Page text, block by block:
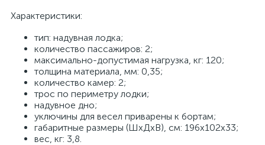
Характеристики:
тип: надувная лодка;
количество пассажиров: 2;
максимально-допустимая нагрузка, кг: 120;
толщина материала, мм: 0,35;
количество камер: 2;
трос по периметру лодки;
надувное дно;
уключины для весел приварены к бортам;
габаритные размеры (ШхДхВ), см: 196х102х33;
вес, кг: 3,8.